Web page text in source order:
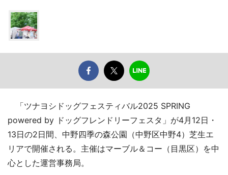
「ツナヨシドッグフェスティバル2025 SPRING
powered by ドッグフレンドリーフェスタ」が4月12日・
13日の2日間、中野四季の森公園（中野区中野4）芝生エ
リアで開催される。主催はマーブル＆コー（目黒区）を中
心とした運営事務局。